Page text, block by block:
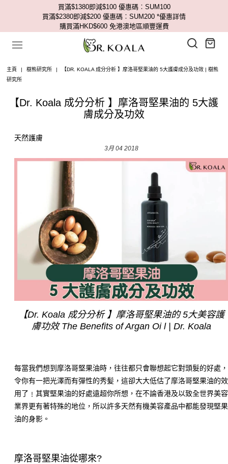
買滿$1380即減$100 優惠碼︰SUM100
買滿$2380即減$200 優惠碼︰SUM200 *優惠詳情
購買滿HKD$600 免港澳地區順豐運費
主頁 | 樹熊研究所 |
【DR. KOALA 成分分析 】摩洛哥堅果油的 5大護膚成分及功效 | 樹熊
研究所
【Dr. Koala 成分分析 】摩洛哥堅果油的 5大護
膚成分及功效
天然護膚
3月 04 2018
【Dr. Koala 成分分析 】摩洛哥堅果油的 5大美容護
膚功效 The Benefits of Argan Oi l | Dr. Koala
每當我們想到摩洛哥堅果油時，往往都只會聯想起它對頭髮的好處，
令你有一把光澤而有彈性的秀髪，這卻大大低估了摩洛哥堅果油的效
用了﹗其實堅果油的好處遠超你所想，在不論香港及以致全世界美容
業界更有著特殊的地位，所以許多天然有機美容產品中都能發現堅果
油的身影。
摩洛哥堅果油從哪來?